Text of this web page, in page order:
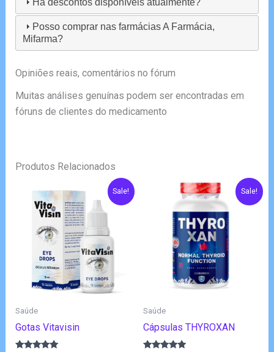
Há descontos disponíveis atualmente?
Posso comprar nas farmácias A Farmácia,
Mifarma?
Opiniões reais, comentários no fórum
Muitas análises genuínas podem ser encontradas em
fóruns de clientes do medicamento
Produtos Relacionados
Sale!
Saúde
Gotas Vitavisin
Sale!
Saúde
Cápsulas THYROXAN